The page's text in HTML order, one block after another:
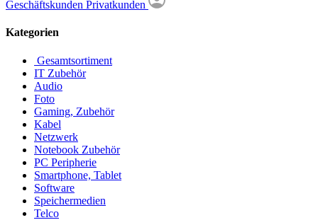
Geschäftskunden Privatkunden
Kategorien
Gesamtsortiment
IT Zubehör
Audio
Foto
Gaming, Zubehör
Kabel
Netzwerk
Notebook Zubehör
PC Peripherie
Smartphone, Tablet
Software
Speichermedien
Telco